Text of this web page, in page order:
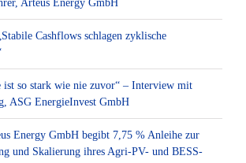
Arteus Energy GmbH
Cashflows schlagen zyklische
ist so stark wie nie zuvor“ – Interview mit
ASG EnergieInvest GmbH
Energy GmbH begibt 7,75 % Anleihe zur
und Skalierung ihres Agri-PV- und BESS-